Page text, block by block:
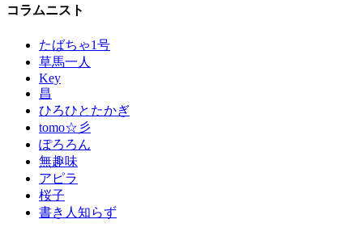
コラムニスト
たばちゃ1号
草馬一人
Key
昌
ひろひとたかぎ
tomo☆彡
ぽろろん
無趣味
アピラ
桜子
書き人知らず